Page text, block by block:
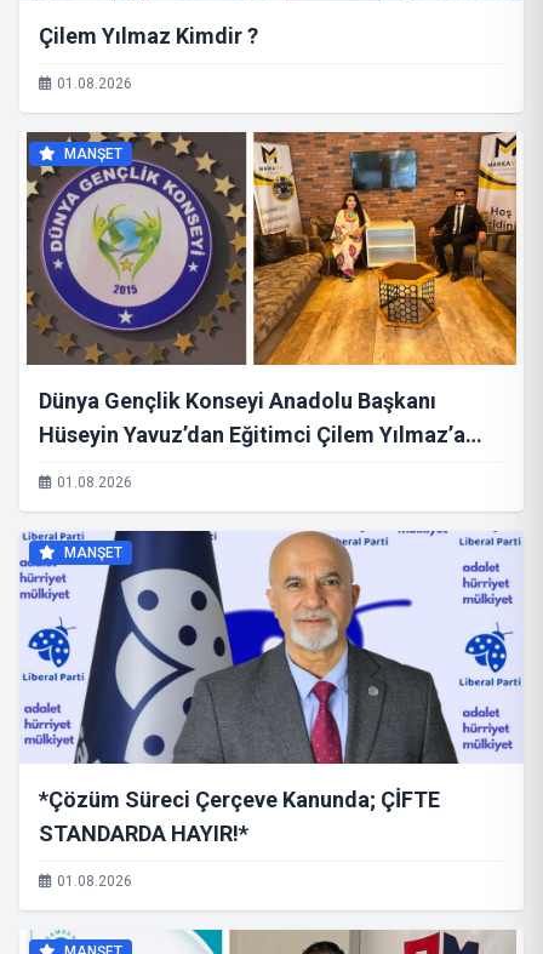
Çilem Yılmaz Kimdir ?
01.08.2026
MANŞET
Dünya Gençlik Konseyi Anadolu Başkanı
Hüseyin Yavuz’dan Eğitimci Çilem Yılmaz’a
ziyaret: Gençlik ve eğitim projelerinde iş birliği
01.08.2026
MANŞET
*Çözüm Süreci Çerçeve Kanunda; ÇİFTE
STANDARDA HAYIR!*
01.08.2026